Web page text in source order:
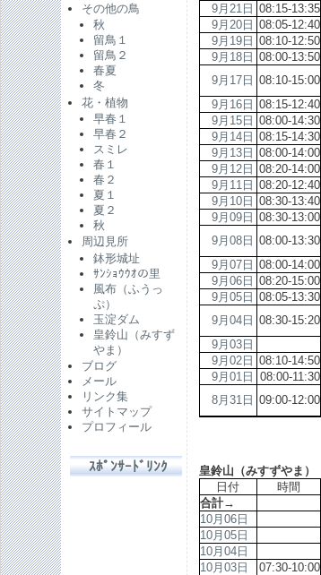
その他の鳥
秋
留鳥１
留鳥２
春夏
冬
花・植物
早春１
早春２
スミレ
春１
春２
夏１
夏２
秋
周辺見所
鉢形城址
ｻﾝｼｮｳｳｵの里
風布（ふうっ
ぷ）
玉淀ダム
皇鈴山（みすず
やま）
ブログ
メール
リンク集
サイトマップ
プロフィール
ｽﾎﾟﾝｻｰﾄﾞﾘﾝｸ
9月21日 08:15-13:35
9月20日 08:05-12:40
9月19日 08:10-12:50
9月18日 08:00-13:50
9月17日 08:10-15:00
9月16日 08:15-12:40
9月15日 08:00-14:30
9月14日 08:15-14:30
9月13日 08:00-14:00
9月12日 08:20-14:00
9月11日 08:20-12:40
9月10日 08:30-13:40
9月09日 08:30-13:00
9月08日 08:00-13:30
9月07日 08:00-14:00
9月06日 08:20-15:00
9月05日 08:05-13:30
9月04日 08:30-15:20
9月03日
9月02日 08:10-14:50
9月01日
08:00-11:30
8月31日 09:00-12:00
皇鈴山（みすずやま）
日付
時間
合計→
10月06日
10月05日
10月04日
10月03日
07:30-10:00